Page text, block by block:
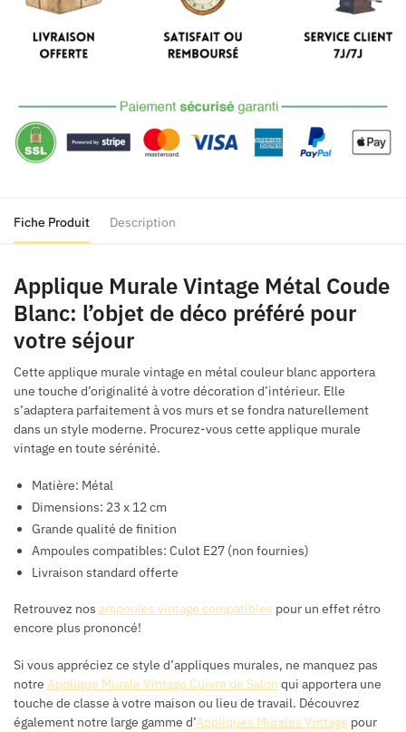
Coude
Blanc
Fiche Produit Description
Applique Murale Vintage Métal Coude
Blanc: l’objet de déco préféré pour
votre séjour
Cette applique murale vintage en métal couleur blanc apportera
une touche d’originalité à votre décoration d’intérieur. Elle
s’adaptera parfaitement à vos murs et se fondra naturellement
dans un style moderne. Procurez-vous cette applique murale
vintage en toute sérénité.
Matière: Métal
Dimensions: 23 x 12 cm
Grande qualité de finition
Ampoules compatibles: Culot E27 (non fournies)
Livraison standard offerte
Retrouvez nos ampoules vintage compatibles pour un effet rétro
encore plus prononcé!
Si vous appréciez ce style d’appliques murales, ne manquez pas
notre Applique Murale Vintage Cuivre de Salon qui apportera une
touche de classe à votre maison ou lieu de travail. Découvrez
également notre large gamme d’Appliques Murales Vintage pour